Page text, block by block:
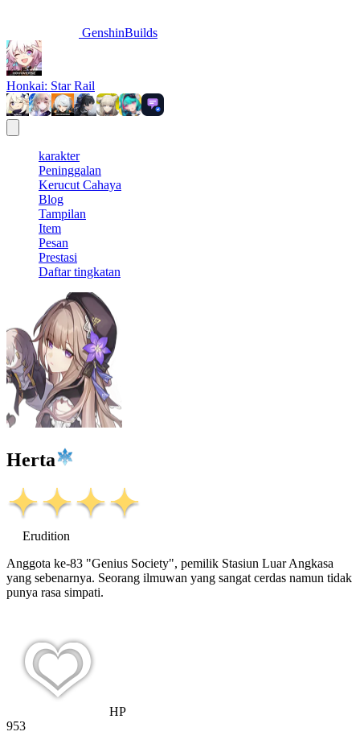
GenshinBuilds
Honkai: Star Rail
karakter
Peninggalan
Kerucut Cahaya
Blog
Tampilan
Item
Pesan
Prestasi
Daftar tingkatan
Herta
Erudition
Anggota ke-83 "Genius Society", pemilik Stasiun Luar Angkasa
yang sebenarnya. Seorang ilmuwan yang sangat cerdas namun tidak
punya rasa simpati.
HP
953